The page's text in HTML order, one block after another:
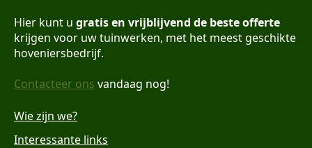
Hier kunt u gratis en vrijblijvend de beste offerte
krijgen voor uw tuinwerken, met het meest geschikte
hoveniersbedrijf.
Contacteer ons vandaag nog!
Wie zijn we?
Interessante links